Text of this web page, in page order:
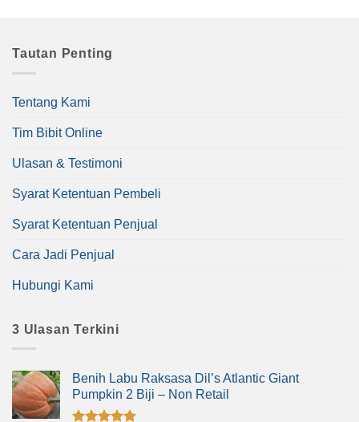
Tautan Penting
Tentang Kami
Tim Bibit Online
Ulasan & Testimoni
Syarat Ketentuan Pembeli
Syarat Ketentuan Penjual
Cara Jadi Penjual
Hubungi Kami
3 Ulasan Terkini
Benih Labu Raksasa Dil’s Atlantic Giant
Pumpkin 2 Biji – Non Retail